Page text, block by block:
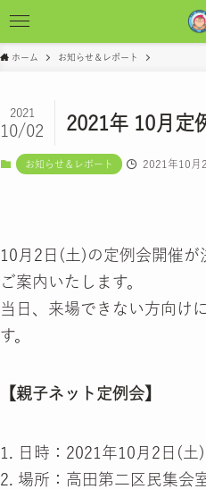
ホーム お知らせ＆レポート
2021年 10月定
2021
10/02
お知らせ＆レポート 2021年10月
10月2日(土)の定例会開催が
ご案内いたします。
当日、来場できない方向け
す。
【親子ネット定例会】
1. 日時：2021年10月2日(
2. 場所：高田第二区民集会